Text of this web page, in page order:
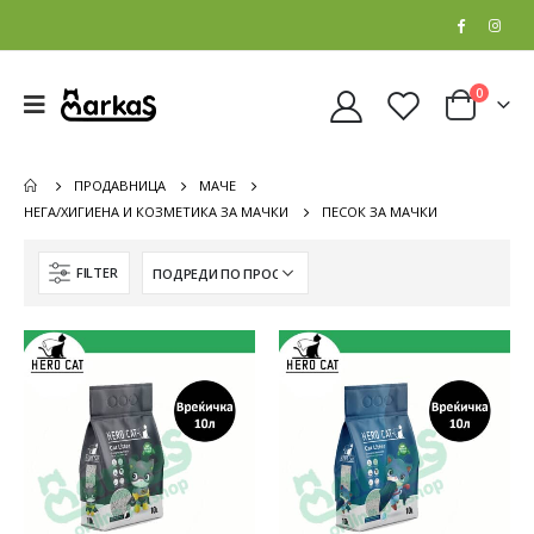
0
ПРОДАВНИЦА
МАЧЕ
НЕГА/ХИГИЕНА И КОЗМЕТИКА ЗА МАЧКИ
ПЕСОК ЗА МАЧКИ
FILTER